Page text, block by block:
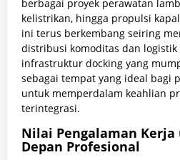
berbagai proyek perawatan
kelistrikan, hingga propulsi
ini terus berkembang seiring
distribusi komoditas dan logistik
infrastruktur docking yang
sebagai tempat yang ideal bagi
untuk memperdalam keahlian
terintegrasi.
Nilai Pengalaman Kerja
Depan Profesional